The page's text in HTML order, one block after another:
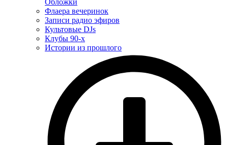
Обложки
Флаера вечеринок
Записи радио эфиров
Культовые DJs
Клубы 90-х
Истории из прошлого